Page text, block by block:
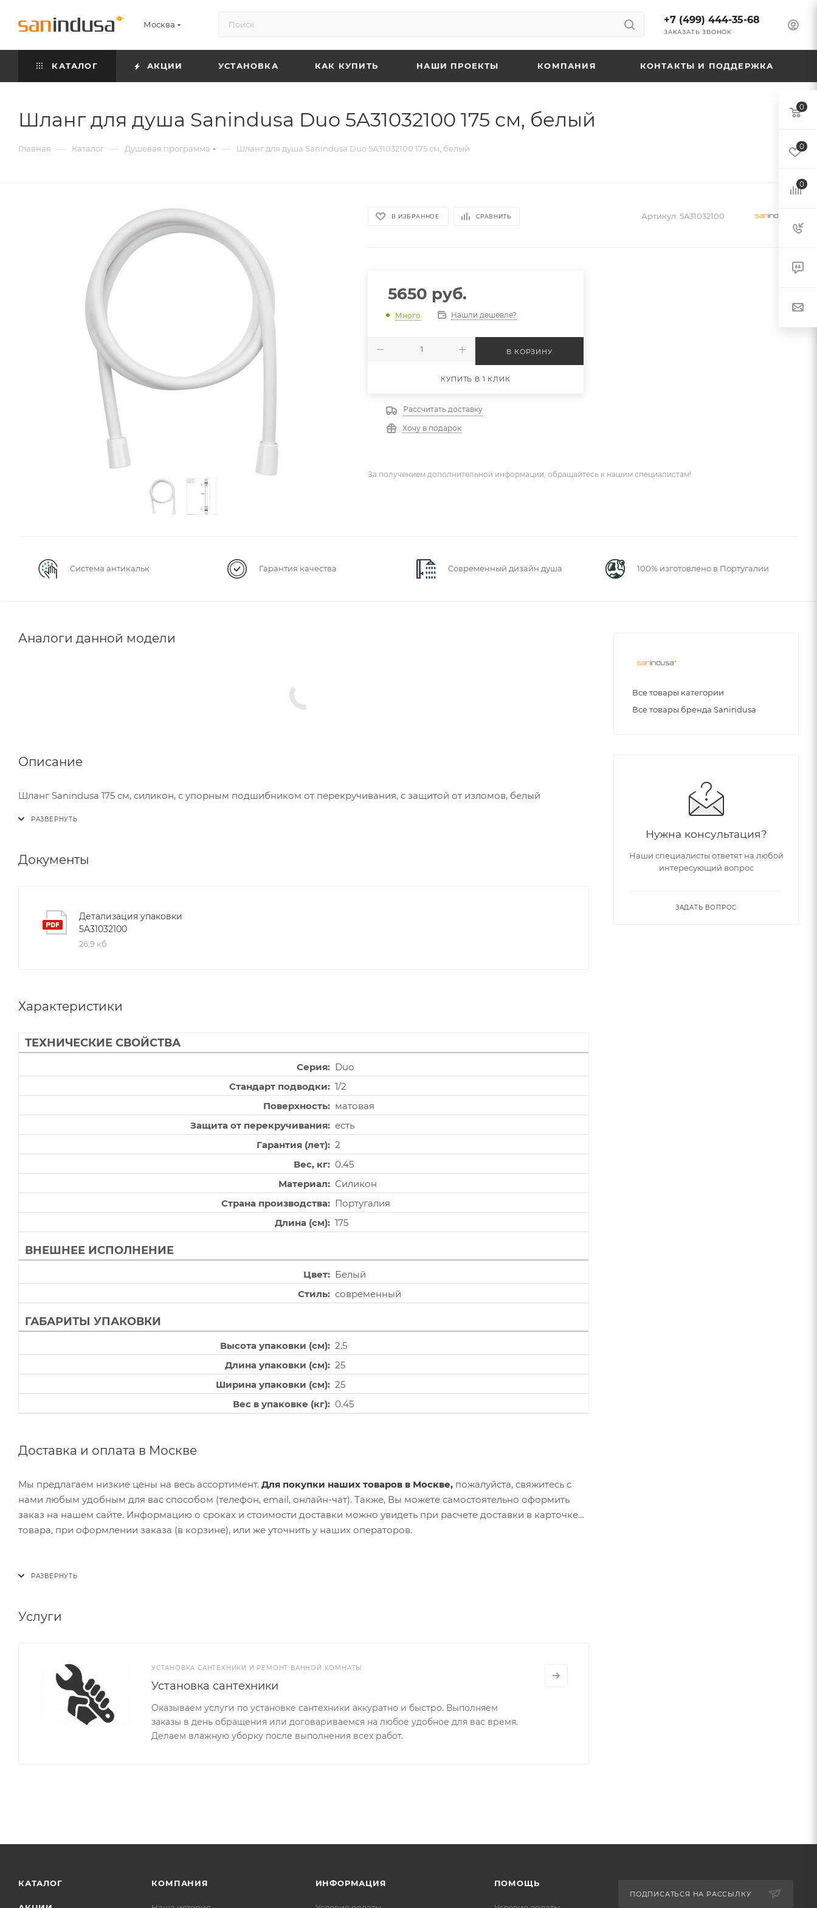
Москва +7 (499) 444-35-68
ЗАКАЗАТЬ ЗВОНОК
КАТАЛОГ АКЦИИ УСТАНОВКА КАК КУПИТЬ НАШИ ПРОЕКТЫ КОМПАНИЯ КОНТАКТЫ И ПОДДЕРЖКА
Шланг для душа Sanindusa Duo 5A31032100 175 см, белый
Главная — Каталог — Душевая программа — Шланг для душа Sanindusa Duo 5A31032100 175 см, белый
В ИЗБРАННОЕ СРАВНИТЬ Артикул: 5A31032100
5650 руб.
Много Нашли дешевле?
В КОРЗИНУ
КУПИТЬ В 1 КЛИК
Рассчитать доставку
Хочу в подарок
За получением дополнительной информации, обращайтесь к нашим специалистам!
Система антикальк Гарантия качества Современный дизайн душа 100% изготовлено в Португалии
Аналоги данной модели
Описание
Шланг Sanindusa 175 см, силикон, с упорным подшибником от перекручивания, с защитой от изломов, белый
Документы
Детализация упаковки
5A31032100
26,9 кб
Характеристики
ТЕХНИЧЕСКИЕ СВОЙСТВА
Серия
Duo
Стандарт подводки
1/2
Поверхность
матовая
Защита от перекручивания
есть
Гарантия (лет)
2
Вес, кг
0.45
Материал
Силикон
Страна производства
Португалия
Длина (см)
175
ВНЕШНЕЕ ИСПОЛНЕНИЕ
Цвет
Белый
Стиль
современный
ГАБАРИТЫ УПАКОВКИ
Высота упаковки (см)
2.5
Длина упаковки (см)
25
Ширина упаковки (см)
25
Вес в упаковке (кг)
0.45
Доставка и оплата в Москве
Мы предлагаем низкие цены на весь ассортимент. Для покупки наших товаров в Москве, пожалуйста, свяжитесь с
нами любым удобным для вас способом (телефон, email, онлайн-чат). Также, Вы можете самостоятельно оформить
заказ на нашем сайте. Информацию о сроках и стоимости доставки можно увидеть при расчете доставки в карточке
товара, при оформлении заказа (в корзине), или же уточнить у наших операторов.
Услуги
УСТАНОВКА САНТЕХНИКИ И РЕМОНТ ВАННОЙ КОМНАТЫ
Установка сантехники
Оказываем услуги по установке сантехники аккуратно и быстро. Выполняем
заказы в день обращения или договариваемся на любое удобное для вас время.
Делаем влажную уборку после выполнения всех работ.
Все товары категории
Все товары бренда Sanindusa
Нужна консультация?
Наши специалисты ответят на любой
интересующий вопрос
ЗАДАТЬ ВОПРОС
КАТАЛОГ КОМПАНИЯ ИНФОРМАЦИЯ ПОМОЩЬ
ПОДПИСАТЬСЯ НА РАССЫЛКУ
0
0
0